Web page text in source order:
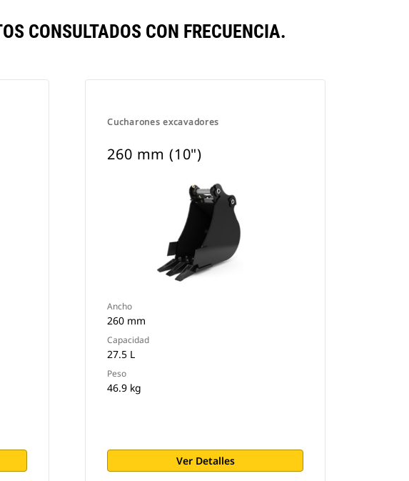
CONSULTADOS CON FRECUENCIA.
Cucharones excavadores
260 mm (10")
Ancho
260 mm
Capacidad
27.5 L
Peso
46.9 kg
Ver Detalles